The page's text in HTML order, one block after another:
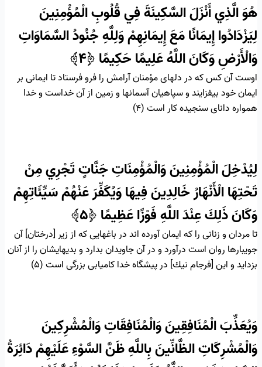
هُوَ الَّذِي أَنْزَلَ السَّكِينَةَ فِي قُلُوبِ الْمُؤْمِنِينَ
لِيَزْدَادُوا إِيمَانًا مَعَ إِيمَانِهِمْ وَلِلَّهِ جُنُودُ السَّمَاوَاتِ
وَالْأَرْضِ وَكَانَ اللَّهُ عَلِيمًا حَكِيمًا ﴿۴﴾
اوست آن كس كه در دلهاى مؤمنان آرامش را فرو فرستاد تا ايمانى بر
ايمان خود بيفزايند و سپاهيان آسمانها و زمين از آن خداست و خدا
همواره داناى سنجيده‏ كار است (۴)
لِيُدْخِلَ الْمُؤْمِنِينَ وَالْمُؤْمِنَاتِ جَنَّاتٍ تَجْرِي مِنْ
تَحْتِهَا الْأَنْهَارُ خَالِدِينَ فِيهَا وَيُكَفِّرَ عَنْهُمْ سَيِّئَاتِهِمْ
وَكَانَ ذَلِكَ عِنْدَ اللَّهِ فَوْزًا عَظِيمًا ﴿۵﴾
تا مردان و زنانى را كه ايمان آورده‏ اند در باغهايى كه از زير [درختان] آن
جويبارها روان است درآورد و در آن جاويدان بدارد و بديهايشان را از آنان
بزدايد و اين [فرجام نيك] در پيشگاه خدا كاميابى بزرگى است (۵)
وَيُعَذِّبَ الْمُنَافِقِينَ وَالْمُنَافِقَاتِ وَالْمُشْرِكِينَ
وَالْمُشْرِكَاتِ الظَّانِّينَ بِاللَّهِ ظَنَّ السَّوْءِ عَلَيْهِمْ دَائِرَةُ